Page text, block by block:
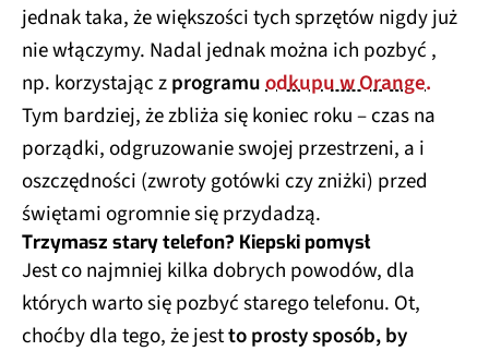
jednak taka, że większości tych sprzętów nigdy już
nie włączymy. Nadal jednak można ich pozbyć ,
np. korzystając zprogramuodkupu w Orange.
Tym bardziej, że zbliża się koniec roku – czas na
porządki, odgruzowanie swojej przestrzeni, a i
oszczędności (zwroty gotówki czy zniżki) przed
świętami ogromnie się przydadzą.
Trzymasz stary telefon? Kiepski pomysł
Jest co najmniej kilka dobrych powodów, dla
których warto się pozbyć starego telefonu. Ot,
choćby dla tego, że jestto prosty sposób, by